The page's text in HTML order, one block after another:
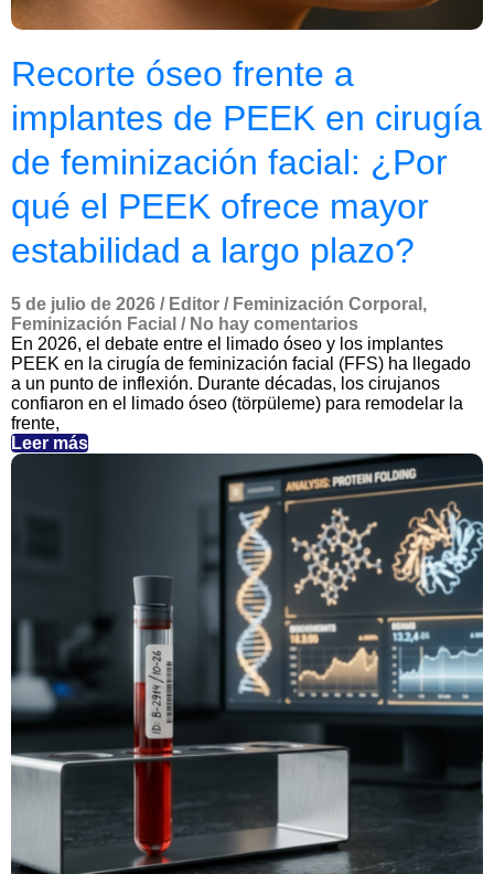
Recorte óseo frente a
implantes de PEEK en cirugía
de feminización facial: ¿Por
qué el PEEK ofrece mayor
estabilidad a largo plazo?
5 de julio de 2026 / Editor / Feminización Corporal ,
Feminización Facial / No hay comentarios
En 2026, el debate entre el limado óseo y los implantes
PEEK en la cirugía de feminización facial (FFS) ha llegado
a un punto de inflexión. Durante décadas, los cirujanos
confiaron en el limado óseo (törpüleme) para remodelar la
frente,
Leer más